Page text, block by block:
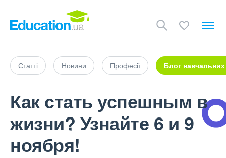
Статті Новини Професії Блог навчальних
Как стать успешным в
жизни? Узнайте 6 и 9
ноября!